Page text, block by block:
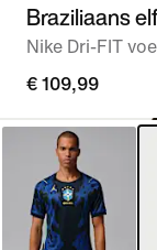
Braziliaans
Nike Dri-FIT
€ 109,99